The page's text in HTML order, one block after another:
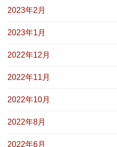
2023年2月
2023年1月
2022年12月
2022年11月
2022年10月
2022年8月
2022年6月